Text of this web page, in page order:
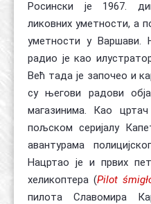
Росински је 1967.
ликовних уметности, а
уметности у Варшави.
радио је као
Већ тада је започео и
су његови радови
магазинима. Као
пољском серијалу
авантурама
Нацртао је и првих
хеликоптера (Pilot
пилота Славомира